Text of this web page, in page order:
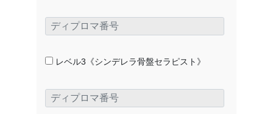
レベル3《シンデレラ骨盤セラピスト》